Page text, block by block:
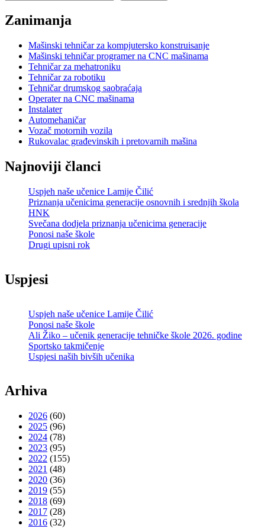
Zanimanja
Mašinski tehničar za kompjutersko konstruisanje
Mašinski tehničar programer na CNC mašinama
Tehničar za mehatroniku
Tehničar za robotiku
Tehničar drumskog saobraćaja
Operater na CNC mašinama
Instalater
Automehaničar
Vozač motornih vozila
Rukovalac građevinskih i pretovarnih mašina
Najnoviji članci
Uspjeh naše učenice Lamije Čilić
Priznanja učenicima generacije osnovnih i srednjih škola
HNK
Svečana dodjela priznanja učenicima generacije
Ponosi naše škole
Drugi upisni rok
Uspjesi
Uspjeh naše učenice Lamije Čilić
Ponosi naše škole
Ali Žiko – učenik generacije tehničke škole 2026. godine
Sportsko takmičenje
Uspjesi naših bivših učenika
Arhiva
2026 (60)
2025 (96)
2024 (78)
2023 (95)
2022 (155)
2021 (48)
2020 (36)
2019 (55)
2018 (69)
2017 (28)
2016 (32)